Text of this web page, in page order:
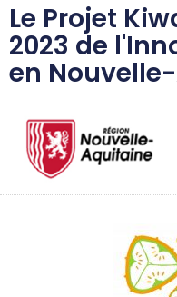
Le Projet
2023 de
en